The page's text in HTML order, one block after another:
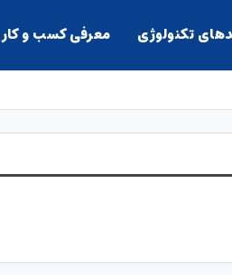
تکنولوژی معرفی کسب و کار